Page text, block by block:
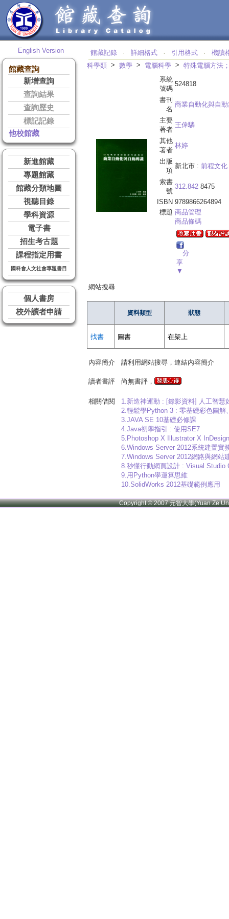
English Version
館藏查詢
新增查詢
查詢結果
查詢歷史
標記記錄
他校館藏
新進館藏
專題館藏
館藏分類地圖
視聽目錄
學科資源
電子書
招生考古題
課程指定用書
國科會人文社會專題書目
個人書房
校外讀者申請
館藏記錄 ‧ 詳細格式 ‧ 引用格式 ‧
機讀
科學類 > 數學 > 電腦科學 > 特殊電腦方法
系統
號碼
524818
書刊
名
商業自動化與自
主要
著者
王偉驎
其他
著者
林婷
出版
項
新北市 : 前程文化
索書
號
312.842 8475
ISBN 9789866264894
標題 商品管理
商品條碼
分
享
▼
網站搜尋
資料類型 狀態
找書 圖書 在架上
內容簡介 請利用網站搜尋，連結內容簡介
讀者書評 尚無書評，
相關借閱
1.新造神運動 : [錄影資料] 人工智
2.輕鬆學Python 3 : 零基礎彩色圖解
3.JAVA SE 10基礎必修課
4.Java初學指引 : 使用SE7
5.Photoshop X Illustrator X
6.Windows Server 2012系統建置實
7.Windows Server 2012網路與網站
8.秒懂行動網頁設計 : Visual Studio
9.用Python學運算思維
10.SolidWorks 2012基礎範例應用
Copyright © 2007 元智大學(Yuan Ze